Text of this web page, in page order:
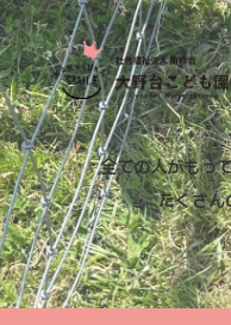
全ての人がもっ
たくさん